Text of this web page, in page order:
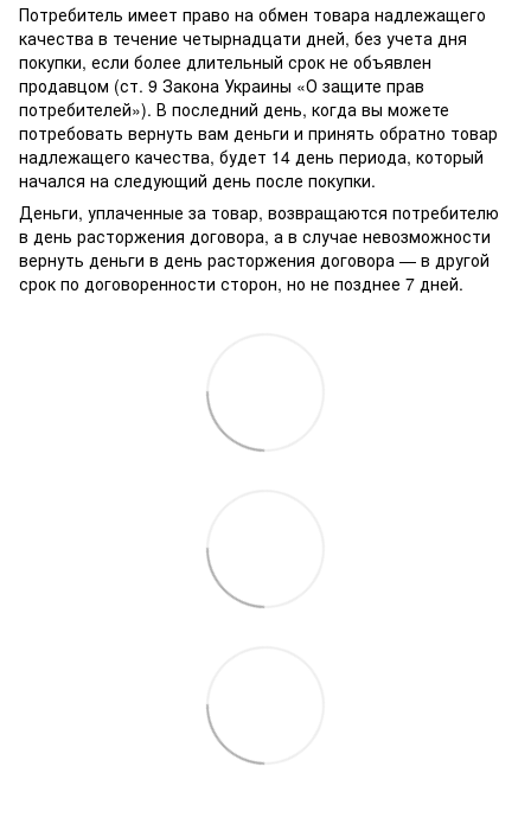
Потребитель имеет право на обмен товара надлежащего
качества в течение четырнадцати дней, без учета дня
покупки, если более длительный срок не объявлен
продавцом (ст. 9 Закона Украины «О защите прав
потребителей»). В последний день, когда вы можете
потребовать вернуть вам деньги и принять обратно товар
надлежащего качества, будет 14 день периода, который
начался на следующий день после покупки.
Деньги, уплаченные за товар, возвращаются потребителю
в день расторжения договора, а в случае невозможности
вернуть деньги в день расторжения договора — в другой
срок по договоренности сторон, но не позднее 7 дней.